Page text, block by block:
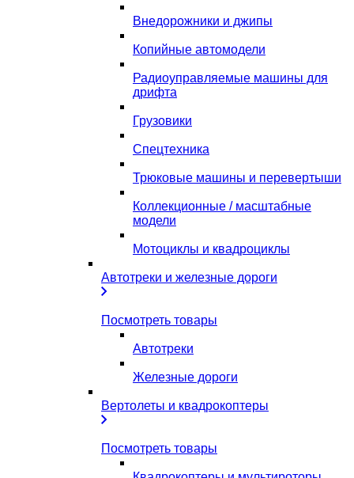
Внедорожники и джипы
Копийные автомодели
Радиоуправляемые машины для
дрифта
Грузовики
Спецтехника
Трюковые машины и перевертыши
Коллекционные / масштабные
модели
Мотоциклы и квадроциклы
Автотреки и железные дороги
Посмотреть товары
Автотреки
Железные дороги
Вертолеты и квадрокоптеры
Посмотреть товары